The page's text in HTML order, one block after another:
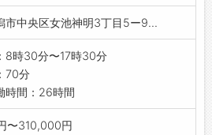
新規顧客獲得はありません。
社の定める業務
市中央区女池神明3丁目5ー9...
8時30分〜17時30分
70分
時間：26時間
〜310,000円